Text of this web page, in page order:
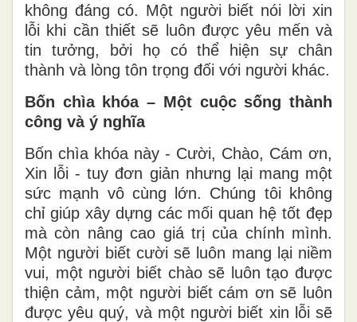
không đáng có. Một người biết nói lời xin
lỗi khi cần thiết sẽ luôn được yêu mến và
tin tưởng, bởi họ có thể hiện sự chân
thành và lòng tôn trọng đối với người khác.
Bốn chìa khóa – Một cuộc sống thành
công và ý nghĩa
Bốn chìa khóa này - Cười, Chào, Cám ơn,
Xin lỗi - tuy đơn giản nhưng lại mang một
sức mạnh vô cùng lớn. Chúng tôi không
chỉ giúp xây dựng các mối quan hệ tốt đẹp
mà còn nâng cao giá trị của chính mình.
Một người biết cười sẽ luôn mang lại niềm
vui, một người biết chào sẽ luôn tạo được
thiện cảm, một người biết cám ơn sẽ luôn
được yêu quý, và một người biết xin lỗi sẽ